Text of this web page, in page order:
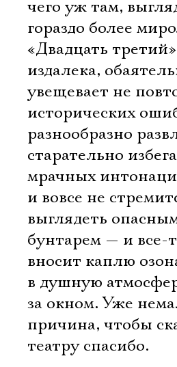
чего уж там,
гораздо более
«Двадцать
издалека,
увещевает не
исторических
разнообразно
старательно
мрачных
и вовсе не
выглядеть
бунтарем — и все-
вносит каплю
в душную
за окном. Уже
причина, чтобы
театру спасибо.